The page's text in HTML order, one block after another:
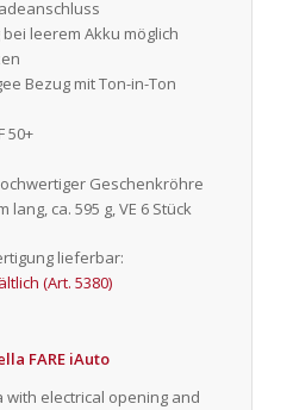
leerem Akku möglich
Bezug mit Ton-in-Ton
50+
Geschenkröhre
lang, ca. 595 g, VE 6 Stück
lieferbar:
(Art. 5380)
FARE iAuto
with electrical opening and